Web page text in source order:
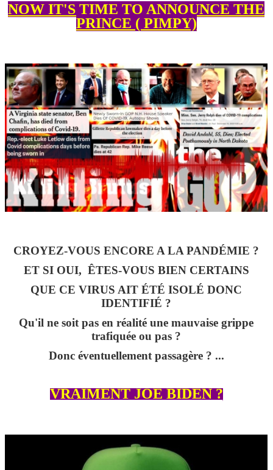
NOW IT'S TIME TO ANNOUNCE THE
PRINCE ( PIMPY)
CROYEZ-VOUS ENCORE A LA PANDÉMIE ?
ET SI OUI, ÊTES-VOUS BIEN CERTAINS
QUE CE VIRUS AIT ÉTÉ ISOLÉ DONC
IDENTIFIÉ ?
Qu'il ne soit pas en réalité une mauvaise grippe
trafiquée ou pas ?
Donc éventuellement passagère ? ...
VRAIMENT JOE BIDEN ?